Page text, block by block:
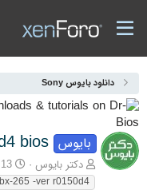
دانلود بایوس Sony
بایوس bios
آغازگر گفتمان
دکتر بایوس 13 ژانویه 2020
265 -ver r0150d4